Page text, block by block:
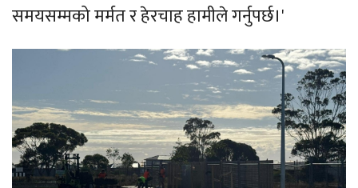
समयसम्मको मर्मत र हेरचाह हामीले गर्नुपर्छ।'